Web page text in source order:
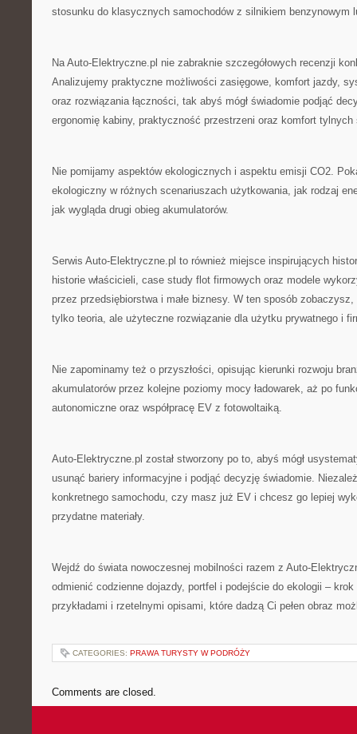
stosunku do klasycznych samochodów z silnikiem benzynowym
Na Auto-Elektryczne.pl nie zabraknie szczegółowych recenzji
Analizujemy praktyczne możliwości zasięgowe, komfort jazdy,
oraz rozwiązania łączności, tak abyś mógł świadomie podjąć
ergonomię kabiny, praktyczność przestrzeni oraz komfort tylnych
Nie pomijamy aspektów ekologicznych i aspektu emisji CO2.
ekologiczny w różnych scenariuszach użytkowania, jak rodzaj
jak wygląda drugi obieg akumulatorów.
Serwis Auto-Elektryczne.pl to również miejsce inspirujących
historie właścicieli, case study flot firmowych oraz modele
przez przedsiębiorstwa i małe biznesy. W ten sposób
tylko teoria, ale użyteczne rozwiązanie dla użytku prywatnego i
Nie zapominamy też o przyszłości, opisując kierunki rozwoju
akumulatorów przez kolejne poziomy mocy ładowarek, aż po
autonomiczne oraz współpracę EV z fotowoltaiką.
Auto-Elektryczne.pl został stworzony po to, abyś mógł
usunąć bariery informacyjne i podjąć decyzję świadomie.
konkretnego samochodu, czy masz już EV i chcesz go lepiej
przydatne materiały.
Wejdź do świata nowoczesnej mobilności razem z Auto-
odmienić codzienne dojazdy, portfel i podejście do ekologii –
przykładami i rzetelnymi opisami, które dadzą Ci pełen obraz
CATEGORIES: PRAWA TURYSTY W PODRÓŻY
Comments are closed.